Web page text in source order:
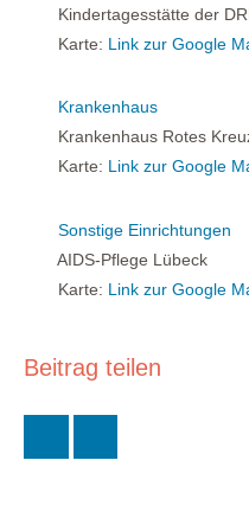
Kindertagesstätte der
Karte: Link zur Google
Krankenhaus
Krankenhaus Rotes
Karte: Link zur Google
Sonstige Einrichtungen
AIDS-Pflege Lübeck
Karte: Link zur Google
Beitrag teilen